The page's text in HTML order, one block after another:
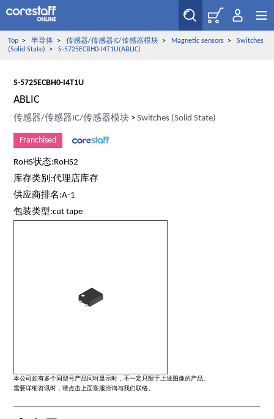
Top> 半导体> 传感器/传感器IC/传感器模块> Magnetic sensors> Switches
(Solid State) > S-5725ECBH0-I4T1U(ABLIC)
S-5725ECBH0-I4T1U
ABLIC
传感器/传感器IC/传感器模块 >Switches (Solid State)
Franchised
RoHS状态:RoHS2
库存类别:代理店库存
供应商排名:A-1
包装类型:cut tape
本公司如有多个同型号产品同时显示时，不一定只限于上述图像的产品。
需要详细资讯时，请点击上面客服洽询与我们联络。